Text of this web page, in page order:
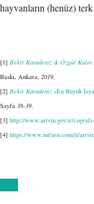
hayvanların (henüz)
[1] Bekir Karadeniz & Özgür Kalın
Baskı, Ankara, 2019.
[2] Bekir Karadeniz »En Büyük
Sayfa 38-39.
[3] http://www.artvin.gov.tr/
[4] https://www.nufusu.com/il/